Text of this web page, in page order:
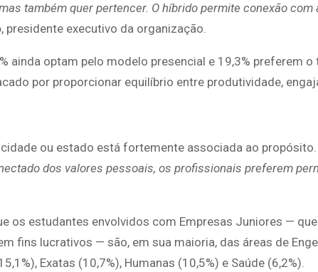
também quer pertencer. O híbrido permite conexão
, presidente executivo da organização.
ainda optam pelo modelo presencial e 19,3% preferem
por proporcionar equilíbrio entre produtividade,
ou estado está fortemente associada ao propósito.
dos valores pessoais, os profissionais preferem
os estudantes envolvidos com Empresas Juniores —
fins lucrativos — são, em sua maioria, das áreas de
Exatas (10,7%), Humanas (10,5%) e Saúde (6,2%).